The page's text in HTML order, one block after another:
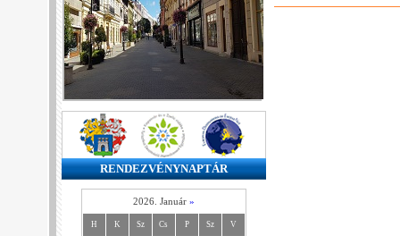
RENDEZVÉNYNAPTÁR
2026. Január »
H K Sz Cs P Sz V